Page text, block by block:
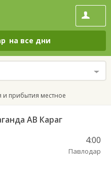
на все дни
и прибытия местное
АВ Караг
4:00
Павлодар